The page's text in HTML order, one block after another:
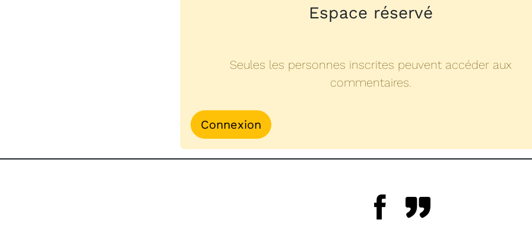
Espace réservé
Seules les personnes inscrites peuvent accéder aux
commentaires.
Connexion